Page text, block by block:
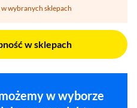
wybranych sklepach
w sklepach
w wyborze